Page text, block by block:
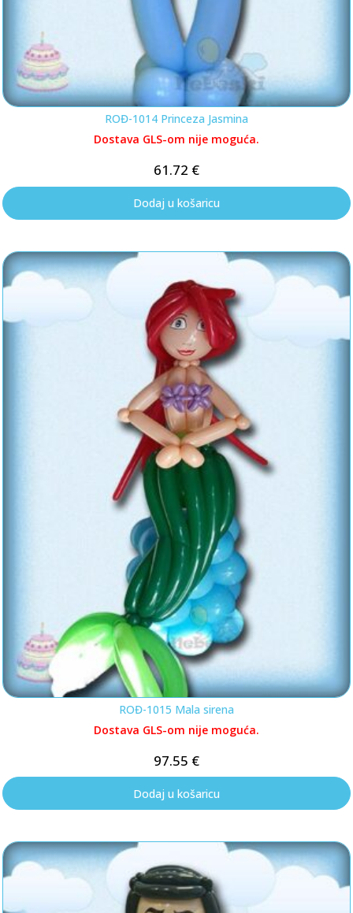
ROĐ-1014 Princeza Jasmina
Dostava GLS-om nije moguća.
61.72 €
Dodaj u košaricu
ROĐ-1015 Mala sirena
Dostava GLS-om nije moguća.
97.55 €
Dodaj u košaricu